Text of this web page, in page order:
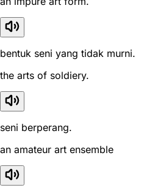
bentuk seni yang tidak murni.
the arts of soldiery.
seni berperang.
an amateur art ensemble